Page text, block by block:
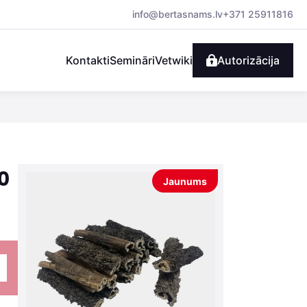
info@bertasnams.lv+371 25911816
KontaktiSemināriVetwiki Autorizācija
Jaunums